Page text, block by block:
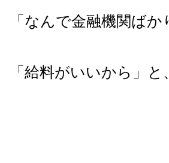
「なんで金融機関ば
「給料がいいから」